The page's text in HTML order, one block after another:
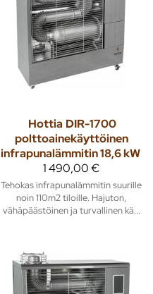
Hottia DIR-1700
polttoainekäyttöinen
infrapunalämmitin 18,6 kW
1 490,00 €
Tehokas infrapunalämmitin suurille
noin 110m2 tiloille. Hajuton,
vähäpäästöinen ja turvallinen kä...